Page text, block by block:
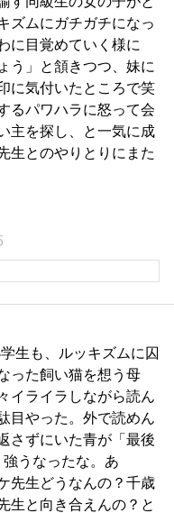
ズムにガチガチになっ
に目覚めていく様に
う」と頷きつつ、妹に
に気付いたところで笑
るパワハラに怒って会
主を探し、と一気に成
生とのやりとりにまた
生も、ルッキズムに囚
った飼い猫を想う母
ライラしながら読ん
目やった。外で読めん
さずにいた青が「最後
うなったな。あ
生どうなんの？千歳
生と向き合えんの？と